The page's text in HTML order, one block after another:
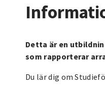
Detta är en
som rapporterar
Du lär dig om